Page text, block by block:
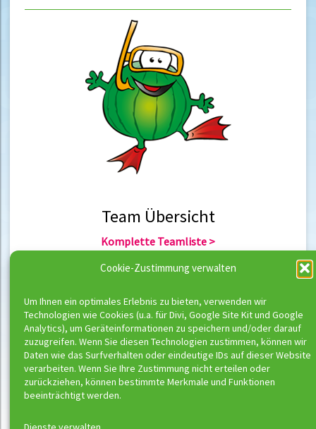
Cookie-Zustimmung verwalten
Um Ihnen ein optimales Erlebnis zu bieten, verwenden wir
Technologien wie Cookies (u.a. für Divi, Google Site Kit und Google
Analytics), um Geräteinformationen zu speichern und/oder darauf
zuzugreifen. Wenn Sie diesen Technologien zustimmen, können wir
Daten wie das Surfverhalten oder eindeutige IDs auf dieser Website
verarbeiten. Wenn Sie Ihre Zustimmung nicht erteilen oder
zurückziehen, können bestimmte Merkmale und Funktionen
beeinträchtigt werden.
Team Übersicht
Komplette Teamliste >
Team Hannover >
Team Übersicht
Komplette Trainerliste >
Trainer Berlin >
Trainer Hannover >